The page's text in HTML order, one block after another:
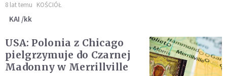
8 lat temu KOŚCIÓŁ
KAI /kk
USA: Polonia z Chicago
pielgrzymuje do Czarnej
Madonny w Merrillville